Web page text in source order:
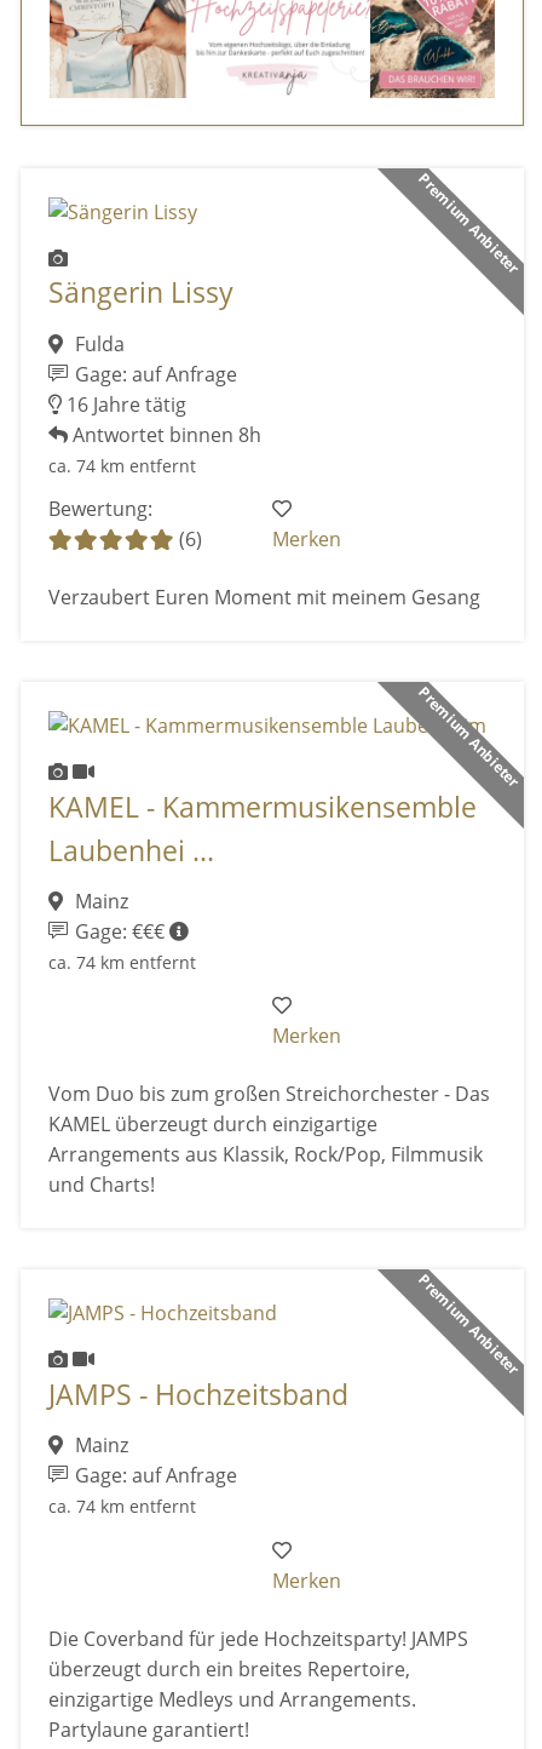
Premium Anbieter
Sängerin Lissy
Fulda
Gage: auf Anfrage
16 Jahre tätig
Antwortet binnen 8h
ca. 74 km entfernt
Bewertung:
(6)
Merken
Verzaubert Euren Moment mit meinem Gesang
Premium Anbieter
KAMEL - Kammermusikensemble
Laubenhei ...
Mainz
Gage: €€€
ca. 74 km entfernt
Merken
Vom Duo bis zum großen Streichorchester - Das
KAMEL überzeugt durch einzigartige
Arrangements aus Klassik, Rock/Pop, Filmmusik
und Charts!
Premium Anbieter
JAMPS - Hochzeitsband
Mainz
Gage: auf Anfrage
ca. 74 km entfernt
Merken
Die Coverband für jede Hochzeitsparty! JAMPS
überzeugt durch ein breites Repertoire,
einzigartige Medleys und Arrangements.
Partylaune garantiert!